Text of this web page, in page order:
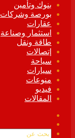
بنوك وتأمين
بورصة وشركات
عقارات
استثمار وصناعة
طاقة ونقل
إتصالات
سياحة
سيارات
منوعات
فيديو
المقالات
الموقع